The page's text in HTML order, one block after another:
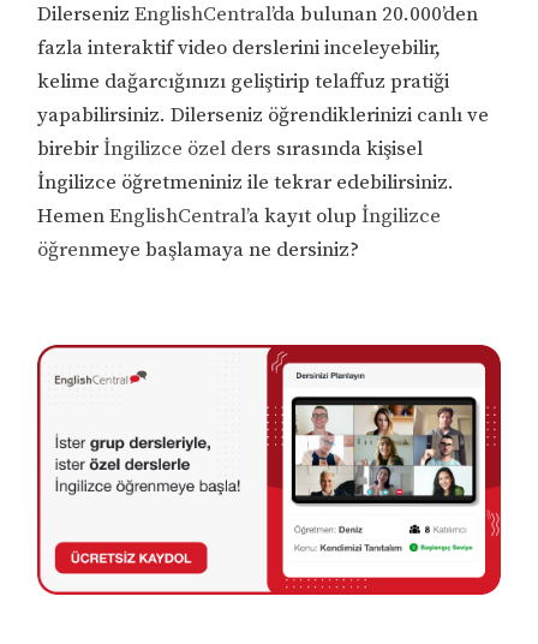
DilersenizEnglishCentral’da bulunan 20.000’den
fazla interaktif video derslerini inceleyebilir,
kelime dağarcığınızı geliştirip telaffuz pratiği
yapabilirsiniz. Dilerseniz öğrendiklerinizi canlı ve
birebirİngilizce özel ders sırasında kişisel
İngilizce öğretmeniniz ile tekrar edebilirsiniz.
HemenEnglishCentral’a kayıt olupİngilizce
öğrenmeye başlamaya ne dersiniz?